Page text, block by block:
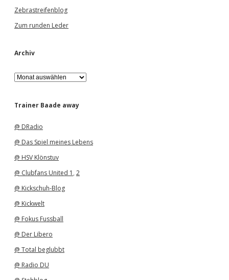
Zebrastreifenblog
Zum runden Leder
Archiv
A
r
h
Trainer Baade away
@ DRadio
@ Das Spiel meines Lebens
@ HSV Klönstuv
@ Clubfans United 1 , 2
@ Kickschuh-Blog
@ Kickwelt
@ Fokus Fussball
@ Der Libero
@ Total beglubbt
@ Radio DU